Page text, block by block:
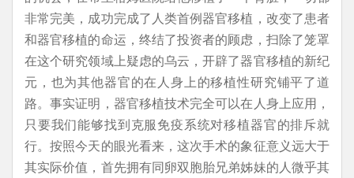
非常完美，成功完成了人类首例器官移植，改变了患者
和器官移植的命运，终结了投资者的顾虑，扫除了笼罩
在这个研究领域上疑虑的乌云，开辟了器官移植的新纪
元，也为其他器官的在人身上的移植性研究铺平了道
路。事实证明，器官移植技术完全可以在人身上应用，
只要我们能够找到克服免疫系统对移植器官的排斥就
行。按照今天的眼光看来，这次手术的象征意义远大于
其实际价值，首先拥有同卵双胞胎兄弟姊妹的人微乎其